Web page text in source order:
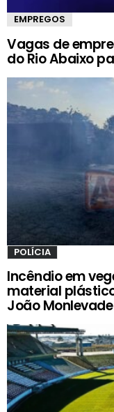
EMPREGOS
Vagas de
do Rio Abaixo
POLÍCIA
Incêndio em
material
João Monlevade